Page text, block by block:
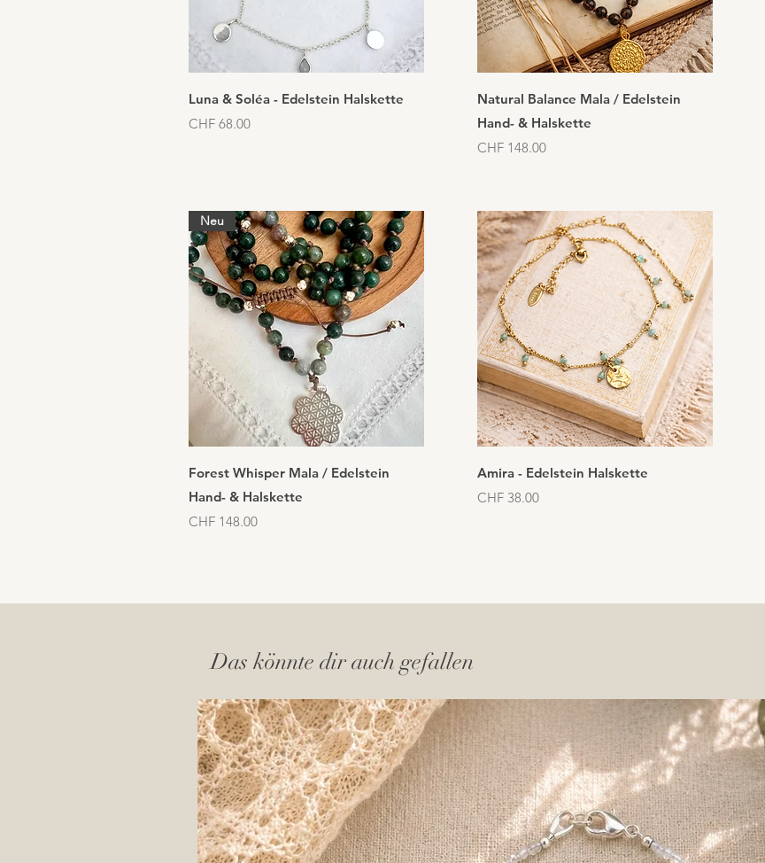
Schnellansicht
Luna & Soléa - Edelstein Halskette
Preis
CHF 68.00
Schnellansicht
Natural Balance Mala / Edelstein
Hand- & Halskette
Preis
CHF 148.00
Schnellansicht
Neu
Forest Whisper Mala / Edelstein
Hand- & Halskette
Preis
CHF 148.00
Schnellansicht
Amira - Edelstein Halskette
Preis
CHF 38.00
Das könnte dir auch gefallen